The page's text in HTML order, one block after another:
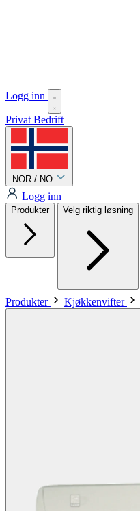
Logg inn
Privat Bedrift
NOR / NO
Logg inn
Produkter Velg riktig løsning
Produkter Kjøkkenvifter